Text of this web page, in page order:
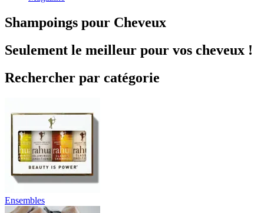
Shampoings pour Cheveux
Seulement le meilleur pour vos cheveux !
Rechercher par catégorie
Ensembles